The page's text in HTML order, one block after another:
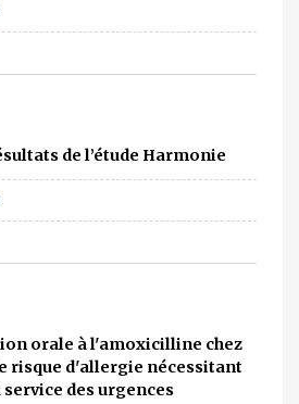
de l’étude Harmonie
orale à l'amoxicilline chez
risque d'allergie nécessitant
des urgences